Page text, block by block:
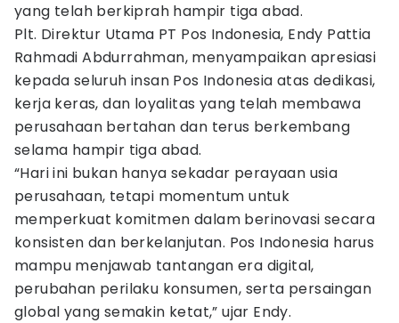
yang telah berkiprah hampir tiga abad.
Plt. Direktur Utama PT Pos Indonesia, Endy Pattia
Rahmadi Abdurrahman, menyampaikan apresiasi
kepada seluruh insan Pos Indonesia atas dedikasi,
kerja keras, dan loyalitas yang telah membawa
perusahaan bertahan dan terus berkembang
selama hampir tiga abad.
“Hari ini bukan hanya sekadar perayaan usia
perusahaan, tetapi momentum untuk
memperkuat komitmen dalam berinovasi secara
konsisten dan berkelanjutan. Pos Indonesia harus
mampu menjawab tantangan era digital,
perubahan perilaku konsumen, serta persaingan
global yang semakin ketat,” ujar Endy.